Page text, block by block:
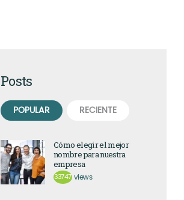
Posts
POPULAR RECIENTE
Cómo elegir el mejor
nombre para nuestra
empresa
33747 views